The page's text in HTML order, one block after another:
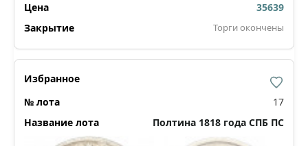
35639
Торги окончены
17
Полтина 1818 года СПБ ПС